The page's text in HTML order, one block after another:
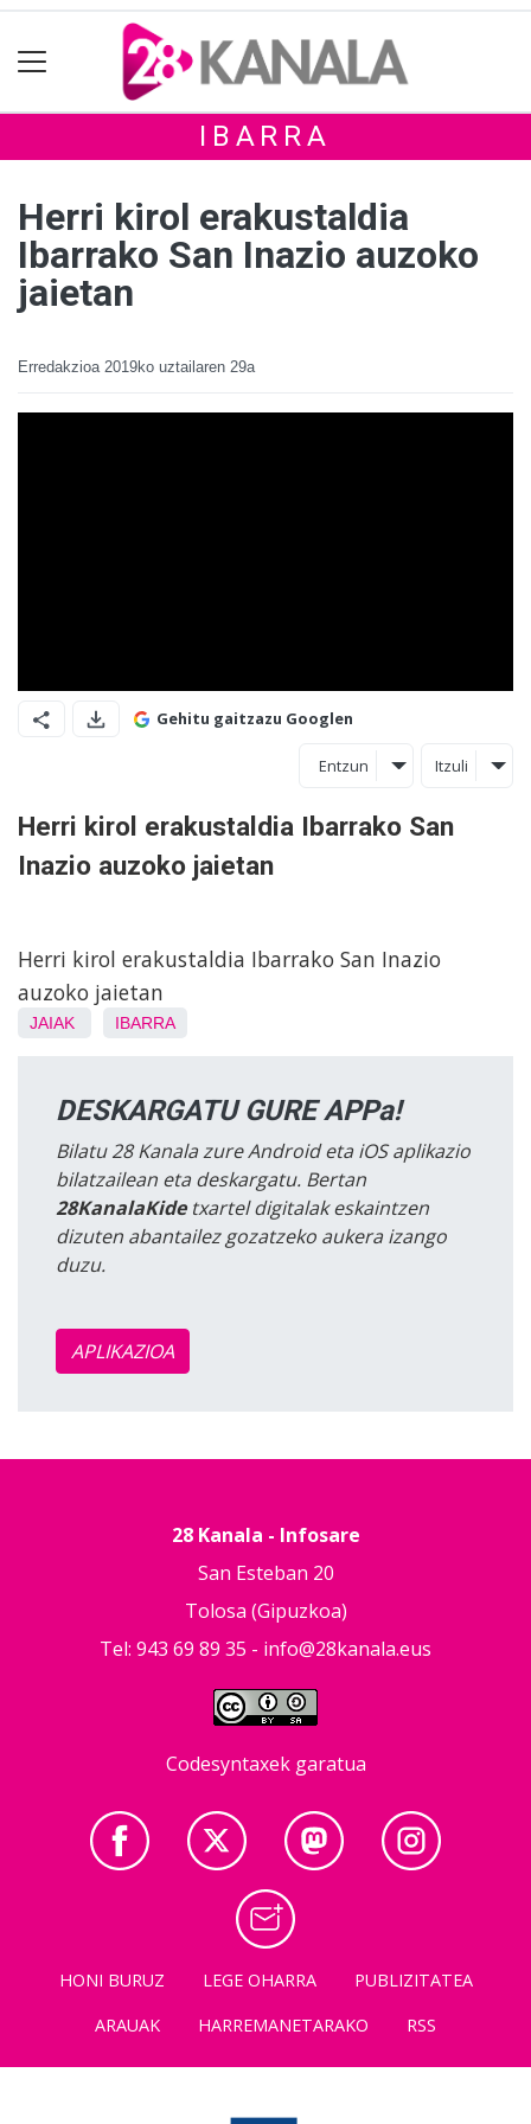
IBARRA
Herri kirol erakustaldia
Ibarrako San Inazio auzoko
jaietan
Erredakzioa 2019ko uztailaren 29a
Gehitu gaitzazu Googlen
Entzun Itzuli
Herri kirol erakustaldia Ibarrako San
Inazio auzoko jaietan
Herri kirol erakustaldia Ibarrako San Inazio
auzoko jaietan
JAIAK IBARRA
DESKARGATU GURE APPa!
Bilatu 28 Kanala zure Android eta iOS aplikazio
bilatzailean eta deskargatu. Bertan
28KanalaKidetxartel digitalak eskaintzen
dizuten abantailez gozatzeko aukera izango
duzu.
APLIKAZIOA
28 Kanala - Infosare
San Esteban 20
Tolosa (Gipuzkoa)
Tel: 943 69 89 35 - info@28kanala.eus
Codesyntaxek garatua
HONI BURUZ LEGE OHARRA
PUBLIZITATEA
ARAUAK
HARREMANETARAKO RSS